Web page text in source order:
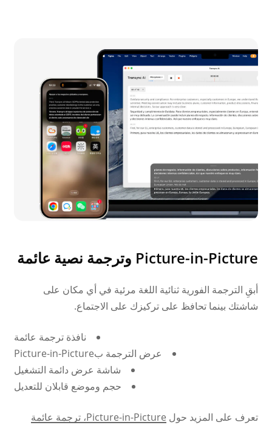
Picture-in-Picture وترجمة نصية عائمة
أبقِ الترجمة الفورية ثنائية اللغة مرئية في أي مكان على
شاشتك بينما تحافظ على تركيزك على الاجتماع.
نافذة ترجمة عائمة
عرض الترجمة بPicture-in-Picture
شاشة عرض دائمة التشغيل
حجم وموضع قابلان للتعديل
تعرف على المزيد حول Picture-in-Picture، ترجمة عائمة